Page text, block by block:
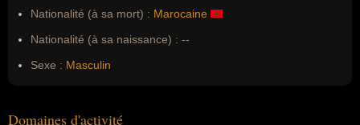
Nationalité (à sa mort) : Marocaine
Nationalité (à sa naissance) : --
Sexe : Masculin
Domaines d'activité